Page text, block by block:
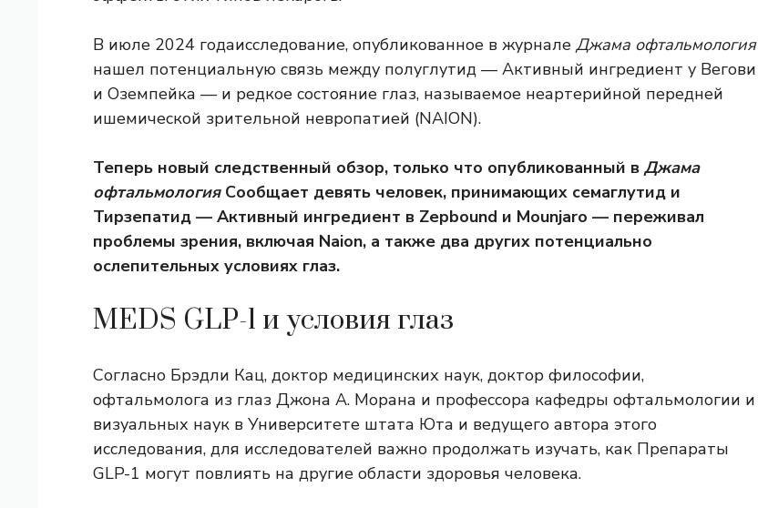
В июле 2024 годаисследование, опубликованное в журнале Джама офтальмология
нашел потенциальную связь между полуглутид — Активный ингредиент у Вегови
и Оземпейка — и редкое состояние глаз, называемое неартерийной передней
ишемической зрительной невропатией (NAION).
Теперь новый следственный обзор, только что опубликованный в Джама
офтальмологияСообщает девять человек, принимающих семаглутид и
Тирзепатид — Активный ингредиент в Zepbound и Mounjaro — переживал
проблемы зрения, включая Naion, а также два других потенциально
ослепительных условиях глаз.
MEDS GLP-1 и условия глаз
Согласно Брэдли Кац, доктор медицинских наук, доктор философии,
офтальмолога из глаз Джона А. Морана и профессора кафедры офтальмологии и
визуальных наук в Университете штата Юта и ведущего автора этого
исследования, для исследователей важно продолжать изучать, как Препараты
GLP-1 могут повлиять на другие области здоровья человека.